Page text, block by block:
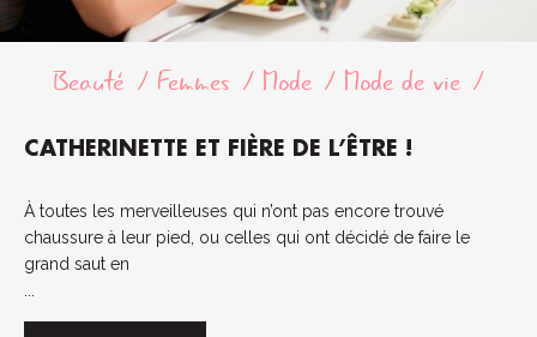
Beauté Femmes Mode Mode de vie
CATHERINETTE ET FIÈRE DE L’ÊTRE !
À toutes les merveilleuses qui n’ont pas encore trouvé
chaussure à leur pied, ou celles qui ont décidé de faire le
grand saut en